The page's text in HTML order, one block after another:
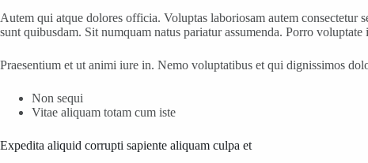
Autem qui atque dolores officia. Voluptas laboriosam autem consectetur
sunt quibusdam. Sit numquam natus pariatur assumenda. Porro
Praesentium et ut animi iure in. Nemo voluptatibus et qui dignissimos
Non sequi
Vitae aliquam totam cum iste
Expedita aliquid corrupti sapiente aliquam culpa et